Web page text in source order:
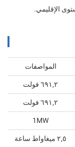
الإقليمي.
المواصفات
٦٩١,٢ فولت
٦٩١,٢ فولت
1MW
٢,٥ ميغاواط ساعة